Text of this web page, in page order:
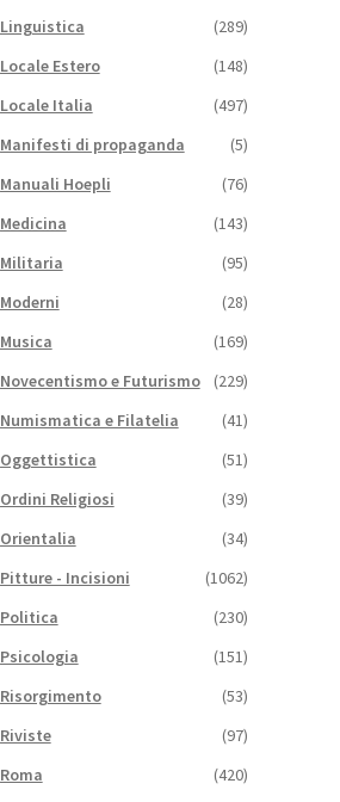
Linguistica
(289)
Locale Estero
(148)
Locale Italia
(497)
Manifesti di propaganda
(5)
Manuali Hoepli
(76)
Medicina
(143)
Militaria
(95)
Moderni
(28)
Musica
(169)
Novecentismo e Futurismo
(229)
Numismatica e Filatelia
(41)
Oggettistica
(51)
Ordini Religiosi
(39)
Orientalia
(34)
Pitture - Incisioni
(1062)
Politica
(230)
Psicologia
(151)
Risorgimento
(53)
Riviste
(97)
Roma
(420)